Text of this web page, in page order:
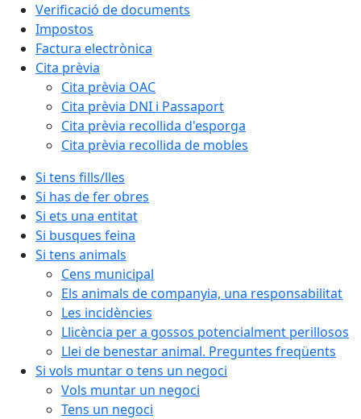
Verificació de documents
Impostos
Factura electrònica
Cita prèvia
Cita prèvia OAC
Cita prèvia DNI i Passaport
Cita prèvia recollida d'esporga
Cita prèvia recollida de mobles
Si tens fills/lles
Si has de fer obres
Si ets una entitat
Si busques feina
Si tens animals
Cens municipal
Els animals de companyia, una responsabilitat
Les incidències
Llicència per a gossos potencialment perillosos
Llei de benestar animal. Preguntes freqüents
Si vols muntar o tens un negoci
Vols muntar un negoci
Tens un negoci